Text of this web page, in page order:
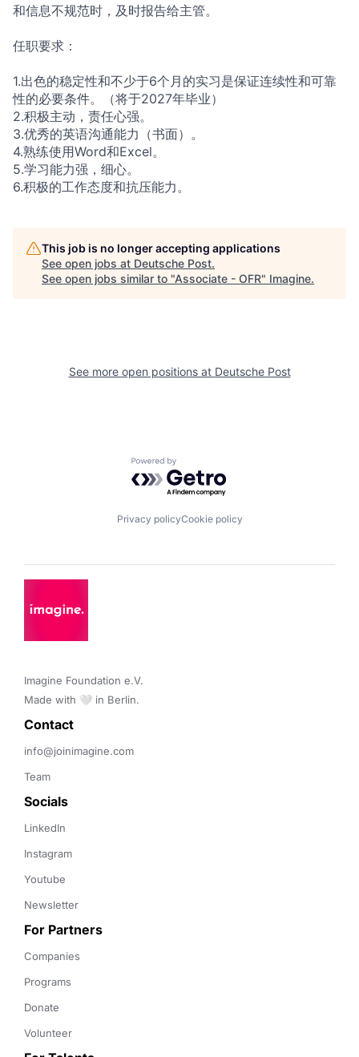
和信息不规范时，及时报告给主管。
任职要求：
1.出色的稳定性和不少于6个月的实习是保证连续性和可靠
性的必要条件。（将于2027年毕业）
2.积极主动，责任心强。
3.优秀的英语沟通能力（书面）。
4.熟练使用Word和Excel。
5.学习能力强，细心。
6.积极的工作态度和抗压能力。
This job is no longer accepting applications
See open jobs at Deutsche Post.
See open jobs similar to "Associate - OFR" Imagine.
See more open positions at Deutsche Post
Powered by Getro.com
Privacy policyCookie policy
Imagine Foundation e.V.
Made with 🤍 in Berlin.
Contact
info@joinimagine.com
Team
Socials
LinkedIn
Instagram
Youtube
Newsletter
For Partners
Companies
Programs
Donate
Volunteer